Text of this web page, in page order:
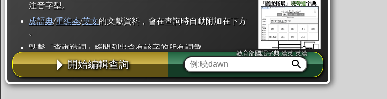
注音字型。
成語典/重編本/英文的文獻資料，會在查詢時自動附加在下方
。
點擊「查詢造詞」瞬間列出含有該字的所有詞彙。
點「部首」瞬間列出所有「同部首字」。也支援查詢「同注音」或「同筆畫」。
辭典解釋的全文都經過自動斷詞，點擊便可瞬間「連續查詢」此字詞的解釋，不
用手動重複輸入。
開始編輯查詢
教育部國語字典·漢英·英漢